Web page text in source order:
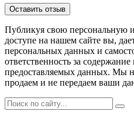
Публикуя свою персональную
доступе на нашем сайте вы,
персональных данных и
ответственность за
предоставляемых данных. Мы
продаем и не передаем ваши